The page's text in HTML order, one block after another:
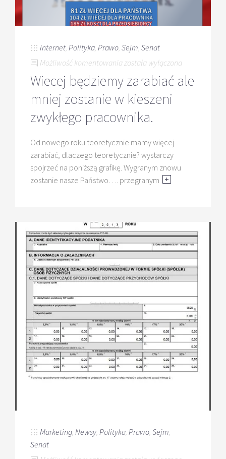
Internet, Polityka, Prawo, Sejm, Senat
Możliwość komentowania Wiecej
będziemy
zarabiać
ale
mniej
zostanie
w
kieszeni
zwykłego
pracownika.
została wyłączona
Wiecej będziemy zarabiać ale
mniej zostanie w kieszeni
zwykłego pracownika.
Od nowego roku teoretycznie mamy więcej
zarabiać, dlaczego teoretycznie? wystarczy
spojrzeć na poniższą grafikę. Wygranym znowu
zostanie nasze Państwo…. przegranym
Marketing, Newsy, Polityka, Prawo, Sejm,
Senat